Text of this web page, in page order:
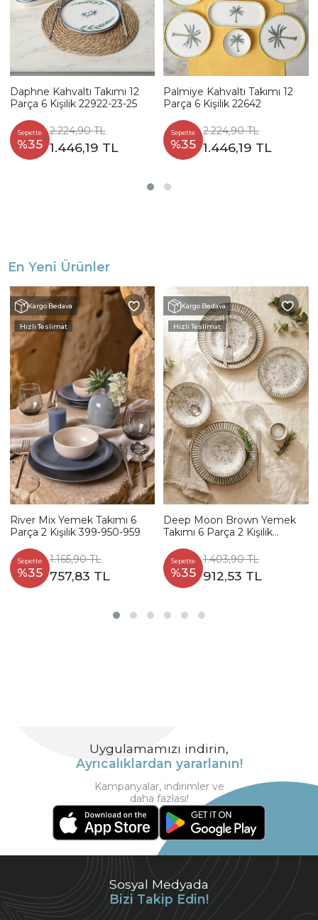
Daphne Kahvaltı Takımı 12
Parça 6 Kişilik 22922-23-25
Sepette
%35
2.224,90 TL
1.446,19 TL
Palmiye Kahvaltı Takımı 12
Parça 6 Kişilik 22642
Sepette
%35
2.224,90 TL
1.446,19 TL
En Yeni Ürünler
Kargo Bedava
Hızlı Teslimat
River Mix Yemek Takımı 6
Parça 2 Kişilik 399-950-959
Sepette
%35
1.165,90 TL
757,83 TL
Kargo Bedava
Hızlı Teslimat
Deep Moon Brown Yemek
Takımı 6 Parça 2 Kişilik
Sepette
%35
1.403,90 TL
912,53 TL
Sosyal Medyada
Bizi Takip Edin!
Uygulamamızı indirin,
Ayrıcalıklardan yararlanın!
Kampanyalar, indirimler ve
daha fazlası!